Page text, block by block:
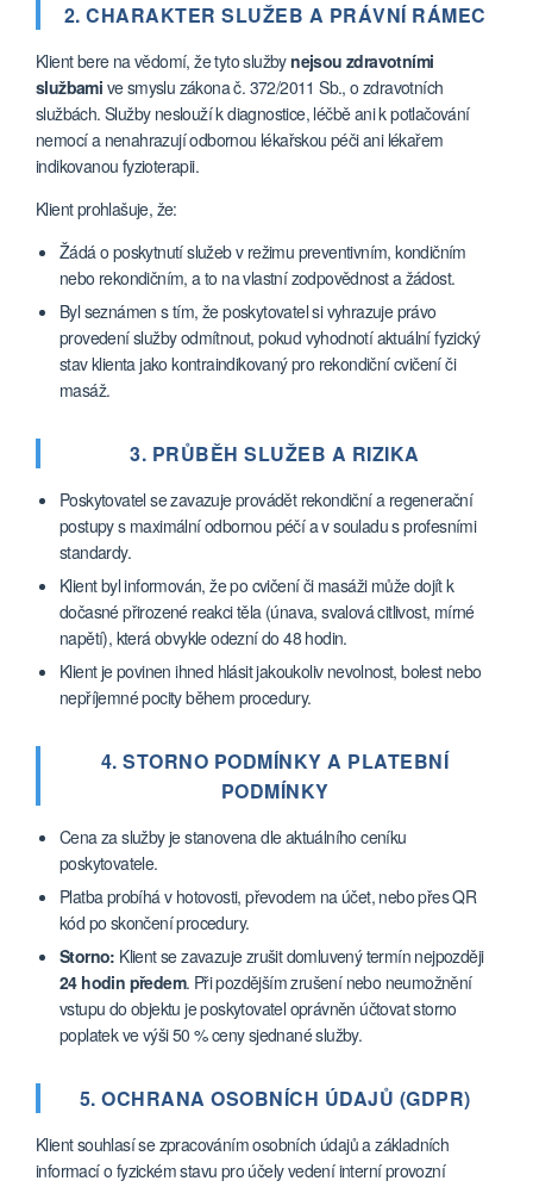
2. CHARAKTER SLUŽEB A PRÁVNÍ RÁMEC
Klient bere na vědomí, že tyto službynejsou zdravotními
službami ve smyslu zákona č. 372/2011 Sb., o zdravotních
službách. Služby neslouží k diagnostice, léčbě ani k potlačování
nemocí a nenahrazují odbornou lékařskou péči ani lékařem
indikovanou fyzioterapii.
Klient prohlašuje, že:
Žádá o poskytnutí služeb v režimu preventivním, kondičním
nebo rekondičním, a to na vlastní zodpovědnost a žádost.
Byl seznámen s tím, že poskytovatel si vyhrazuje právo
provedení služby odmítnout, pokud vyhodnotí aktuální fyzický
stav klienta jako kontraindikovaný pro rekondiční cvičení či
masáž.
3. PRŮBĚH SLUŽEB A RIZIKA
Poskytovatel se zavazuje provádět rekondiční a regenerační
postupy s maximální odbornou péčí a v souladu s profesními
standardy.
Klient byl informován, že po cvičení či masáži může dojít k
dočasné přirozené reakci těla (únava, svalová citlivost, mírné
napětí), která obvykle odezní do 48 hodin.
Klient je povinen ihned hlásit jakoukoliv nevolnost, bolest nebo
nepříjemné pocity během procedury.
4. STORNO PODMÍNKY A PLATEBNÍ
PODMÍNKY
Cena za služby je stanovena dle aktuálního ceníku
poskytovatele.
Platba probíhá v hotovosti, převodem na účet, nebo přes QR
kód po skončení procedury.
Storno: Klient se zavazuje zrušit domluvený termín nejpozději
24 hodin předem. Při pozdějším zrušení nebo neumožnění
vstupu do objektu je poskytovatel oprávněn účtovat storno
poplatek ve výši 50 % ceny sjednané služby.
5. OCHRANA OSOBNÍCH ÚDAJŮ (GDPR)
Klient souhlasí se zpracováním osobních údajů a základních
informací o fyzickém stavu pro účely vedení interní provozní